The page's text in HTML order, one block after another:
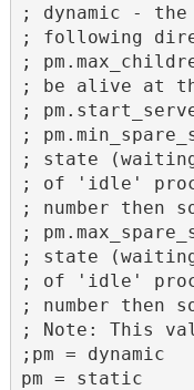
; dynamic - the
; following
;
; be alive at
;
;
; state
; of 'idle'
; number then
;
; state
; of 'idle'
; number then
; Note: This
;pm = dynamic
pm = static